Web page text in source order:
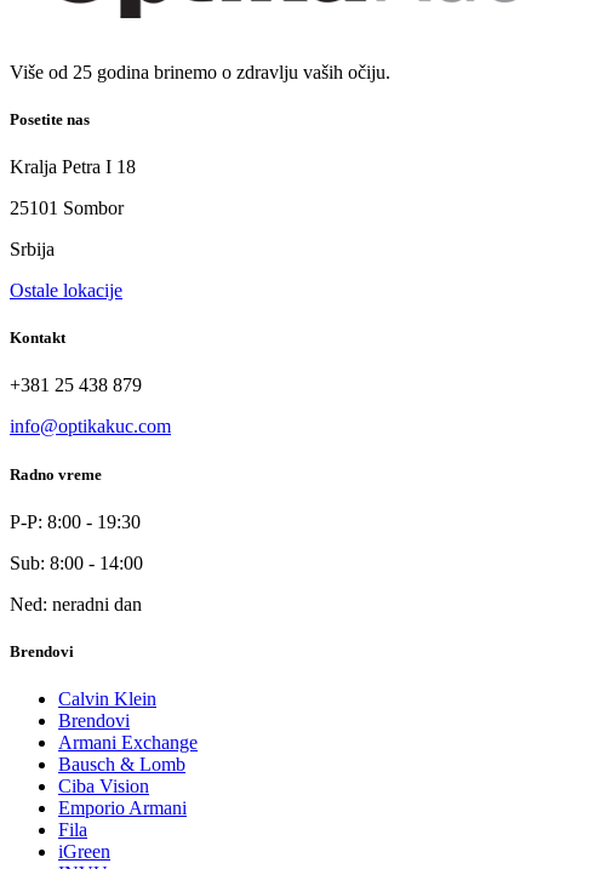
Više od 25 godina brinemo o zdravlju vaših očiju.
Posetite nas
Kralja Petra I 18
25101 Sombor
Srbija
Ostale lokacije
Kontakt
+381 25 438 879
info@optikakuc.com
Radno vreme
P-P: 8:00 - 19:30
Sub: 8:00 - 14:00
Ned: neradni dan
Brendovi
Calvin Klein
Brendovi
Armani Exchange
Bausch & Lomb
Ciba Vision
Emporio Armani
Fila
iGreen